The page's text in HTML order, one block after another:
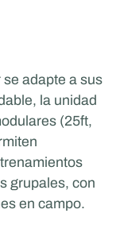
adapte a sus
la unidad
(25ft,
grupales, con
en campo.